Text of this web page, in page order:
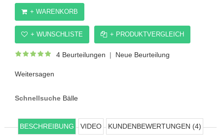
+ WARENKORB
+ WUNSCHLISTE + PRODUKTVERGLEICH
4 Beurteilungen | Neue Beurteilung
Weitersagen
Schnellsuche Bälle
BESCHREIBUNG VIDEO KUNDENBEWERTUNGEN (4)